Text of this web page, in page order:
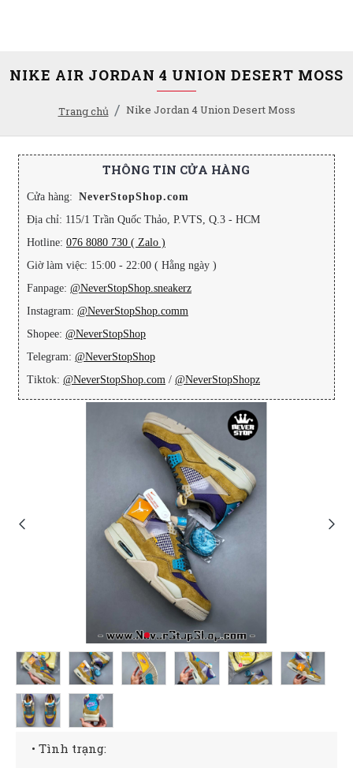
Trang chủ Nike Jordan 4 Union Desert Moss
NIKE AIR JORDAN 4 UNION DESERT MOSS
THÔNG TIN CỬA HÀNG
Cửa hàng: NeverStopShop.com
Địa chỉ: 115/1 Trần Quốc Thảo, P.VTS, Q.3 - HCM
Hotline: 076 8080 730 ( Zalo )
Giờ làm việc: 15:00 - 22:00 ( Hằng ngày )
Fanpage: @NeverStopShop.sneakerz
Instagram: @NeverStopShop.comm
Shopee: @NeverStopShop
Telegram: @NeverStopShop
Tiktok: @NeverStopShop.com / @NeverStopShopz
• Tình trạng: